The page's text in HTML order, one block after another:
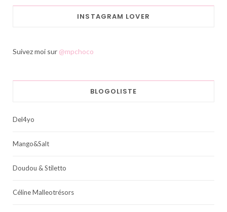
INSTAGRAM LOVER
Suivez moi sur @mpchoco
BLOGOLISTE
Del4yo
Mango&Salt
Doudou & Stiletto
Céline Malleotrésors